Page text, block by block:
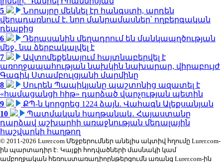
5
Նորայրը մեկնել էր հանգստի, արդեն
վերադառնում է. նոր մանրամասներ՝ ողբերգական
դեպքից
6
Դերասանին մեղադրում են մանկապղծության
մեջ․ նա ձերբակալվել է
7
Ավտոմեքենայում հայտնաբերվել է
առողջապահության նախկին նախարար, վիրաբույժ
Գագիկ Ստամբուլցյանի մարմինը
8
Սուրեն Պապիկյանը պաշտոնից ազատել է
«համացանցի հիթ» դարձած վարչության պետին
9
ՔՊ-ն կորցրեց 1224 ձայն. Վահագն Ալեքսանյան
10
Պատմական հաղթանակ․ Հայաստանը
դարձավ աշխարհի առաջնության մեդալային
հաշվարկի հաղթող
© 2011-2026 Lurer.com Մեջբերումներ անելիս ակտիվ հղումը Lurer.com-
ին պարտադիր է: Կայքի հոդվածների մասնակի կամ
ամբողջական հեռուստառադիոընթերցումն առանց Lurer.com-ին